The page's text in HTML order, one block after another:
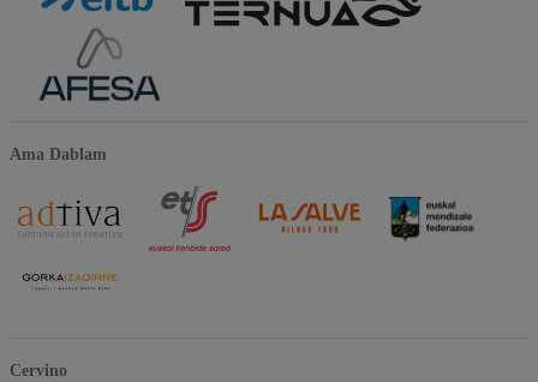
Ama Dablam
Cervino